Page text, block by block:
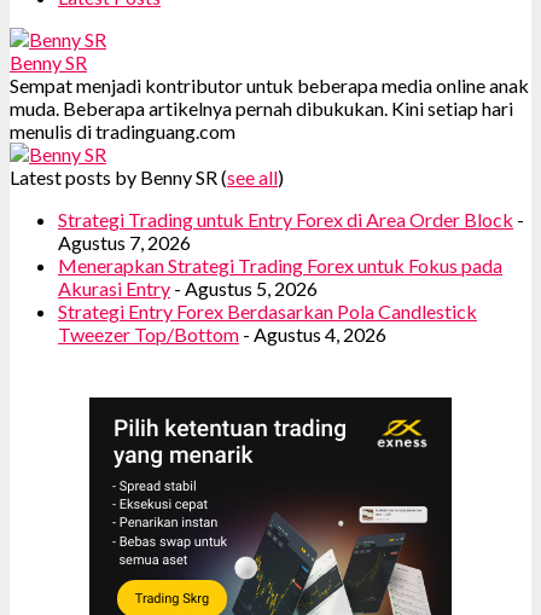
Benny SR
Sempat menjadi kontributor untuk beberapa media online anak
muda. Beberapa artikelnya pernah dibukukan. Kini setiap hari
menulis di tradinguang.com
Latest posts by Benny SR (see all)
Strategi Trading untuk Entry Forex di Area Order Block -
Agustus 7, 2026
Menerapkan Strategi Trading Forex untuk Fokus pada
Akurasi Entry - Agustus 5, 2026
Strategi Entry Forex Berdasarkan Pola Candlestick
Tweezer Top/Bottom - Agustus 4, 2026